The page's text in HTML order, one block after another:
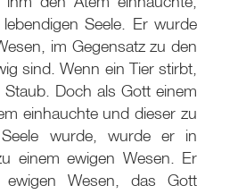
Seele. Er wurde
im Gegensatz zu den
sind. Wenn ein Tier stirbt,
Doch als Gott einem
einhauchte und dieser zu
wurde, wurde er in
einem ewigen Wesen. Er
Wesen, das Gott